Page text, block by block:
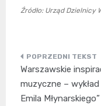
Źródło: Urząd Dzielnicy
Nawigacja
wpisu
Warszawskie
muzyczne –
Emila Młynarskiego”